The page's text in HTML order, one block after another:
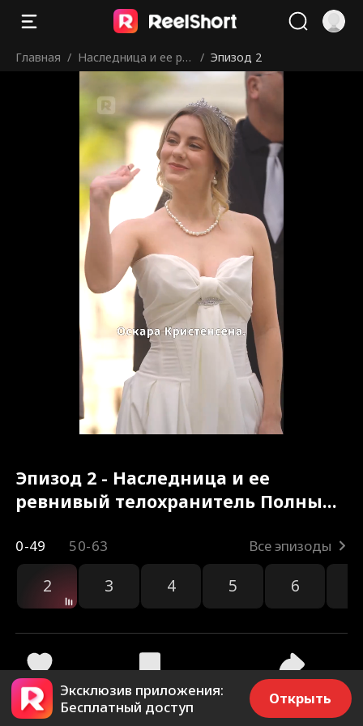
Главная / Наследница и ее ре
внивый телохраните
/ Эпизод 2
Эпизод 2 - Наследница и ее
ревнивый телохранитель Полный
0-49 50-63 Все эпизоды
2 3 4 5 6
3.1k 2k Поделиться
Эксклюзив приложения:
Бесплатный доступ
Открыть